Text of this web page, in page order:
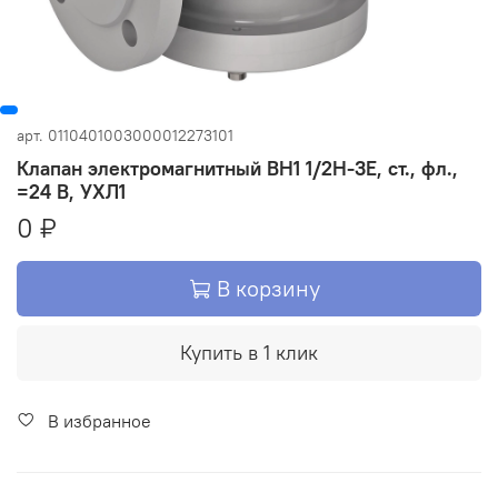
арт. 0110401003000012273101
Клапан электромагнитный ВН1 1/2Н-3Е, ст., фл.,
=24 В, УХЛ1
0 ₽
В корзину
Купить в 1 клик
В избранное